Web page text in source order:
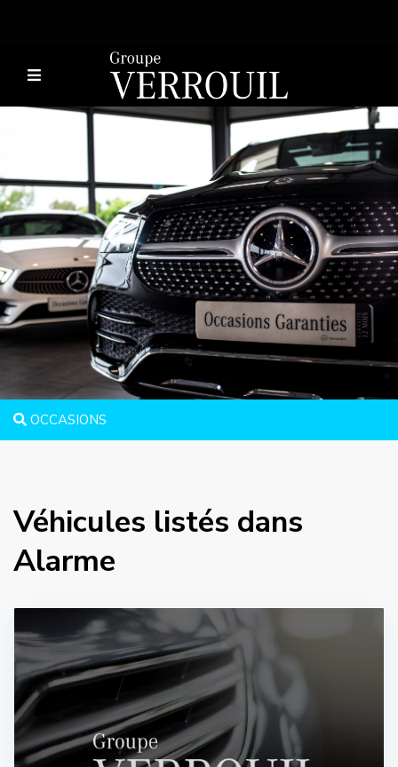
OCCASIONS
Véhicules listés dans
Alarme